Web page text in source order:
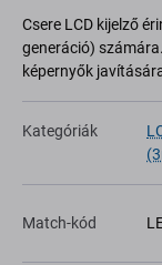
Csere LCD kijelző
generáció)
képernyők
Kategóriák
Match-kód